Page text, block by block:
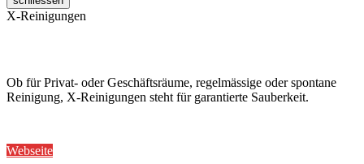
X-Reinigungen
Ob für Privat- oder Geschäftsräume, regelmässige oder spontane
Reinigung, X-Reinigungen steht für garantierte Sauberkeit.
Webseite